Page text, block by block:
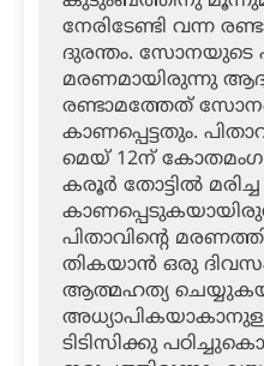
നേരിടേണ്ടി വന്ന
ദുരന്തം. സോനയുടെ
മരണമായിരുന്നു
രണ്ടാമത്തേത്
കാണപ്പെട്ടതും.
മെയ് 12ന്
കരൂര്‍ തോട്ടില്‍
പിതാവിന്റെ
തികയാന്‍ ഒരു
ആത്മഹത്യ
ടിടിസിക്കു